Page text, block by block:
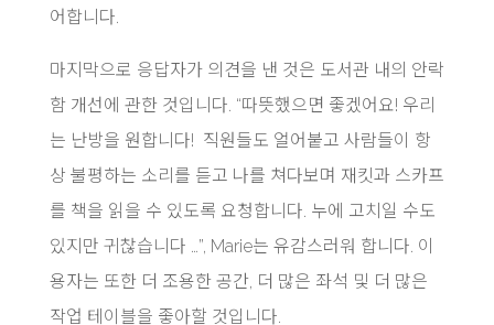
어합니다.
마지막으로 응답자가 의견을 낸 것은 도서관 내의 안락
함 개선에 관한 것입니다. “따뜻했으면 좋겠어요! 우리
는 난방을 원합니다! 직원들도 얼어붙고 사람들이 항
상 불평하는 소리를 듣고 나를 쳐다보며 재킷과 스카프
를 책을 읽을 수 있도록 요청합니다. 누에 고치일 수도
있지만 귀찮습니다 …”, Marie는 유감스러워 합니다. 이
용자는 또한 더 조용한 공간, 더 많은 좌석 및 더 많은
작업 테이블을 좋아할 것입니다.